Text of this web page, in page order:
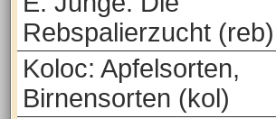
Rebspalierzucht (reb)
Koloc: Apfelsorten,
Birnensorten (kol)